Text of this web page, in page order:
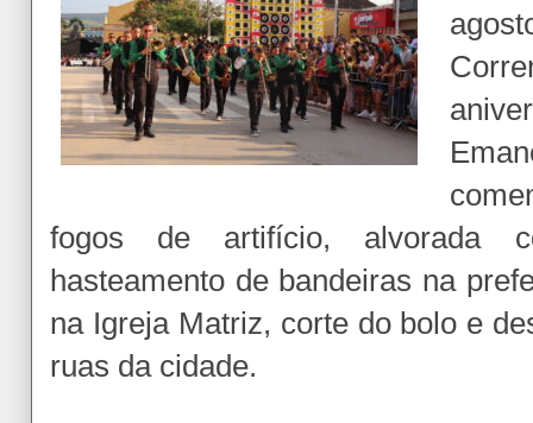
fogos de artifício, alvorada
hasteamento de bandeiras na
na Igreja Matriz, corte do bolo e
ruas da cidade.